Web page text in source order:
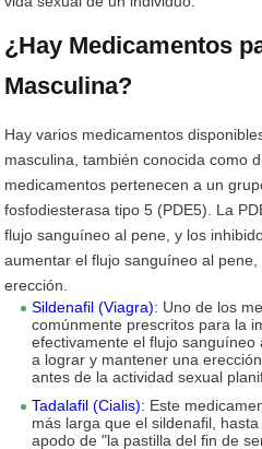
¿Hay Medicamentos
Masculina?
Hay varios medicamentos
masculina, también conocida como
medicamentos pertenecen a un
fosfodiesterasa tipo 5 (PDE5). La
flujo sanguíneo al pene, y los
aumentar el flujo sanguíneo al
erección.
Sildenafil (Viagra): Uno de los
comúnmente prescritos para la
efectivamente el flujo
a lograr y mantener una
antes de la actividad sexual
Tadalafil (Cialis): Este
más larga que el sildenafil,
apodo de "la pastilla del fin de